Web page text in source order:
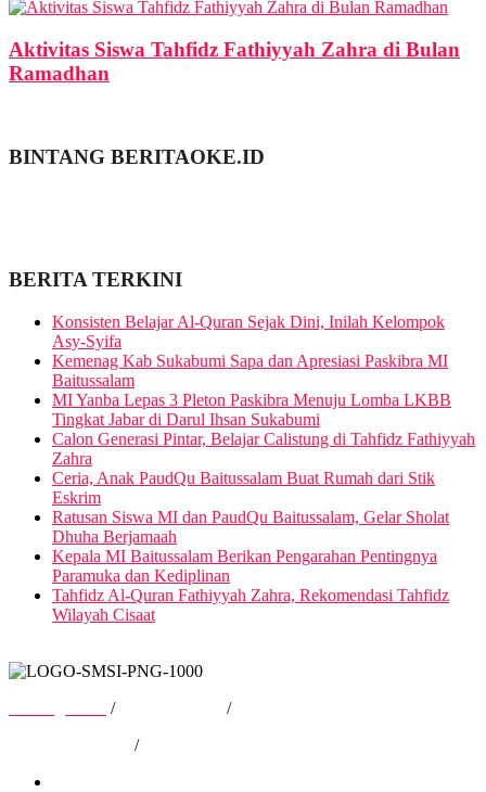
Aktivitas Siswa Tahfidz Fathiyyah Zahra di Bulan
Ramadhan
BINTANG BERITAOKE.ID
BERITA TERKINI
Konsisten Belajar Al-Quran Sejak Dini, Inilah Kelompok
Asy-Syifa
Kemenag Kab Sukabumi Sapa dan Apresiasi Paskibra MI
Baitussalam
MI Yanba Lepas 3 Pleton Paskibra Menuju Lomba LKBB
Tingkat Jabar di Darul Ihsan Sukabumi
Calon Generasi Pintar, Belajar Calistung di Tahfidz Fathiyyah
Zahra
Ceria, Anak PaudQu Baitussalam Buat Rumah dari Stik
Eskrim
Ratusan Siswa MI dan PaudQu Baitussalam, Gelar Sholat
Dhuha Berjamaah
Kepala MI Baitussalam Berikan Pengarahan Pentingnya
Paramuka dan Kediplinan
Tahfidz Al-Quran Fathiyyah Zahra, Rekomendasi Tahfidz
Wilayah Cisaat
/
/
/